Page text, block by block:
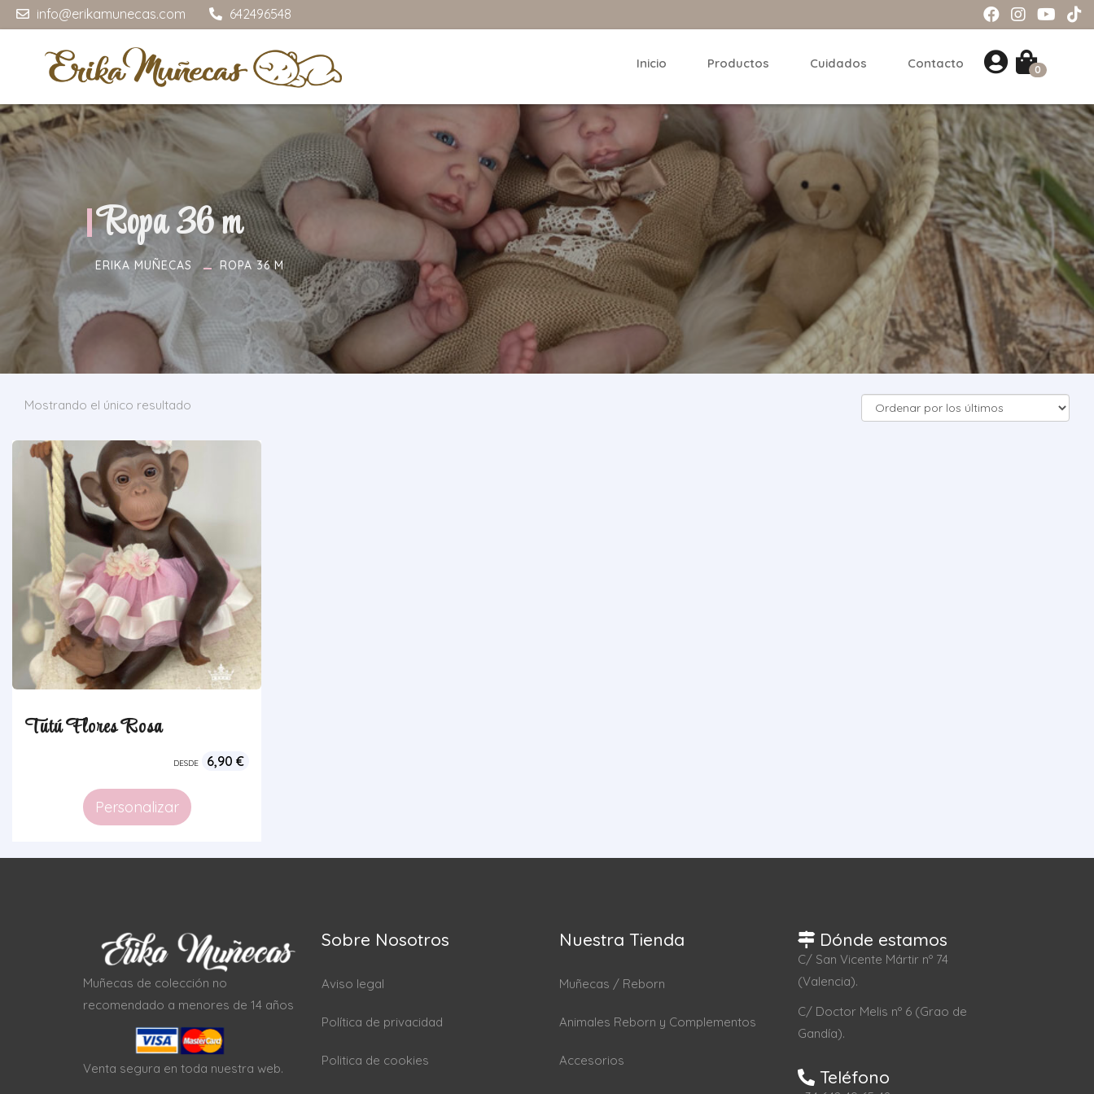
info@erikamunecas.com 642496548
0
Inicio Productos Cuidados Contacto
Ropa 36 m
ERIKA MUÑECAS ROPA 36 M
Mostrando el único resultado
Tutú Flores Rosa
DESDE 6,90 €
Personalizar
Muñecas de colección no
recomendado a menores de 14 años
Venta segura en toda nuestra web.
Sobre Nosotros
Aviso legal
Política de privacidad
Politica de cookies
Nuestra Tienda
Muñecas / Reborn
Animales Reborn y Complementos
Accesorios
Dónde estamos
C/ San Vicente Mártir nº 74
(Valencia).
C/ Doctor Melis nº 6 (Grao de
Gandía).
Teléfono